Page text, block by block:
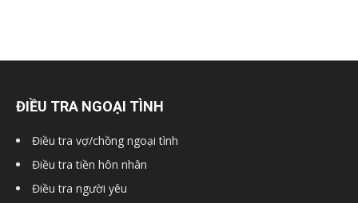
thám
ĐIỀU TRA NGOẠI TÌNH
Điều tra vợ/chồng ngoại tình
Điều tra tiền hôn nhân
Điều tra người yêu